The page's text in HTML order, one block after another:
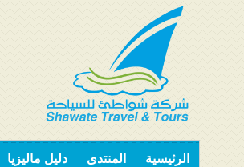
الرئيسية المنتدى دليل ماليزيا